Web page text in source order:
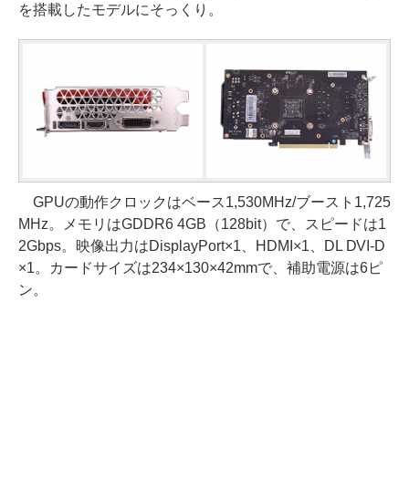
を搭載したモデルにそっくり。
GPUの動作クロックはベース1,530MHz/ブースト1,725
MHz。メモリはGDDR6 4GB（128bit）で、スピードは1
2Gbps。映像出力はDisplayPort×1、HDMI×1、DL DVI-D
×1。カードサイズは234×130×42mmで、補助電源は6ピ
ン。